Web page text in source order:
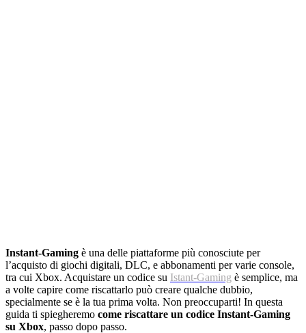
Instant-Gaming è una delle piattaforme più conosciute per
l’acquisto di giochi digitali, DLC, e abbonamenti per varie console,
tra cui Xbox. Acquistare un codice su Istant-Gaming è semplice, ma
a volte capire come riscattarlo può creare qualche dubbio,
specialmente se è la tua prima volta. Non preoccuparti! In questa
guida ti spiegheremo come riscattare un codice Instant-Gaming
su Xbox, passo dopo passo.